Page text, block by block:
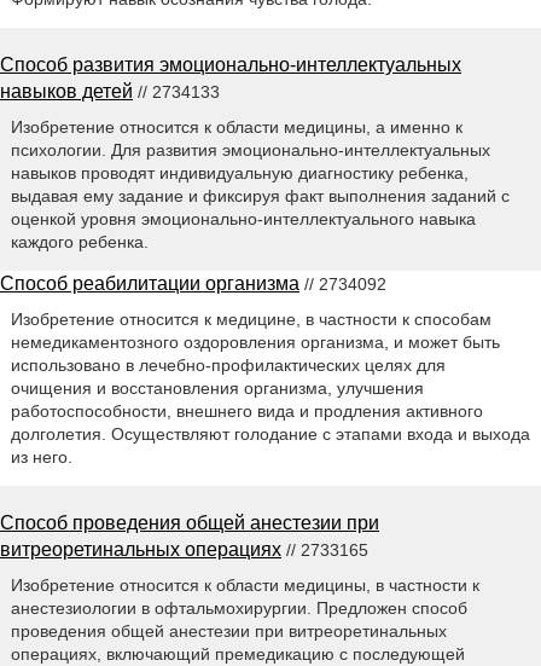
Способ развития эмоционально-интеллектуальных
навыков детей // 2734133
Изобретение относится к области медицины, а именно к
психологии. Для развития эмоционально-интеллектуальных
навыков проводят индивидуальную диагностику ребенка,
выдавая ему задание и фиксируя факт выполнения заданий с
оценкой уровня эмоционально-интеллектуального навыка
каждого ребенка.
Способ реабилитации организма // 2734092
Изобретение относится к медицине, в частности к способам
немедикаментозного оздоровления организма, и может быть
использовано в лечебно-профилактических целях для
очищения и восстановления организма, улучшения
работоспособности, внешнего вида и продления активного
долголетия. Осуществляют голодание с этапами входа и выхода
из него.
Способ проведения общей анестезии при
витреоретинальных операциях // 2733165
Изобретение относится к области медицины, в частности к
анестезиологии в офтальмохирургии. Предложен способ
проведения общей анестезии при витреоретинальных
операциях, включающий премедикацию с последующей